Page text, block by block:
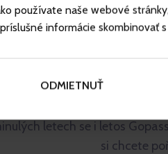
používate naše webové
informácie skombinovať
ODMIETNUŤ
letech se i letos
si chcete